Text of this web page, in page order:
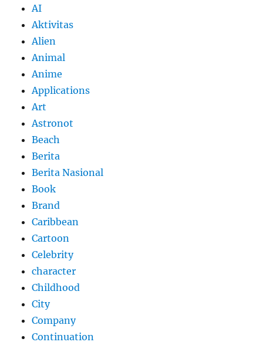
AI
Aktivitas
Alien
Animal
Anime
Applications
Art
Astronot
Beach
Berita
Berita Nasional
Book
Brand
Caribbean
Cartoon
Celebrity
character
Childhood
City
Company
Continuation